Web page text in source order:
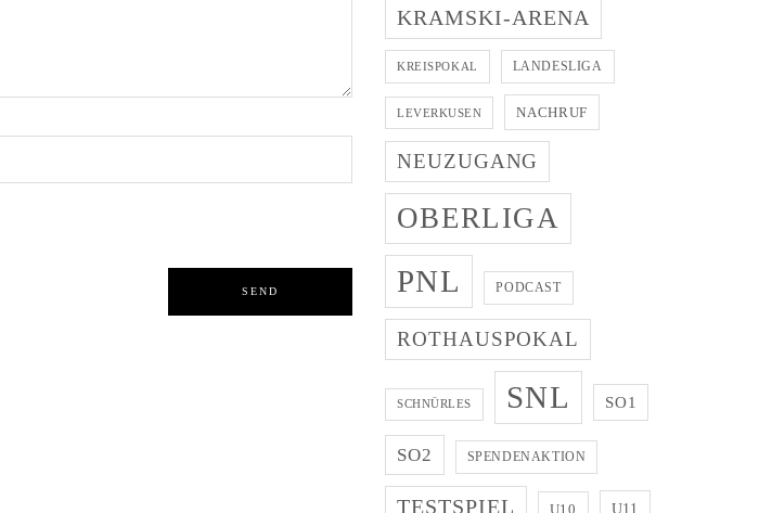
KRAMSKI-ARENA
KREISPOKAL LANDESLIGA
LEVERKUSEN NACHRUF
NEUZUGANG
OBERLIGA
PNL PODCAST
ROTHAUSPOKAL
SCHNÜRLES SNL SO1
SO2 SPENDENAKTION
TESTSPIEL U10 U11